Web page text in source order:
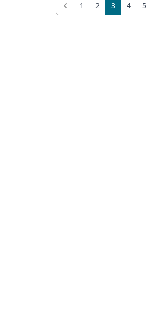
1 2 3 4 5